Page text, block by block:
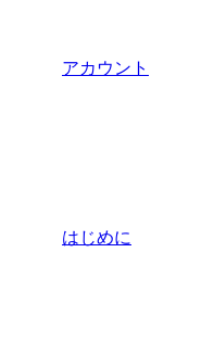
アカウント
はじめに